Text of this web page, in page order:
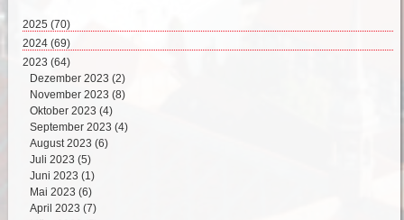
2025 (70)
August 2025 (3)
Juli 2025 (9)
Juni 2025 (8)
Mai 2025 (17)
April 2025 (15)
März 2025 (12)
Februar 2025 (6)
2024 (69)
Dezember 2024 (2)
November 2024 (11)
Oktober 2024 (7)
September 2024 (4)
August 2024 (4)
Juli 2024 (4)
Juni 2024 (5)
Mai 2024 (10)
April 2024 (8)
März 2024 (8)
2023 (64)
Dezember 2023 (2)
November 2023 (8)
Oktober 2023 (4)
September 2023 (4)
August 2023 (6)
Juli 2023 (5)
Juni 2023 (1)
Mai 2023 (6)
April 2023 (7)